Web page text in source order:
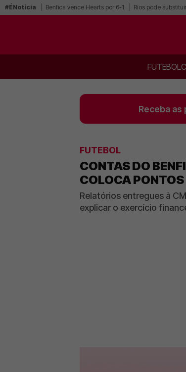
#ÉNotícia Benfica vence Hearts por 6-1 Ríos pode
FUTEBOL
Receba
FUTEBOL
CONTAS DO
COLOCA
Relatórios entregues à
explicar o exercício